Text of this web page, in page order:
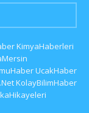
KimyaHaberleri
UcakHaber
KolayBilimHaber